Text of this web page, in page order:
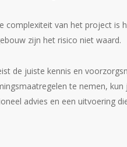
van het project is
zijn het risico niet waard.
de juiste kennis en
te nemen,
advies en een uitvoering